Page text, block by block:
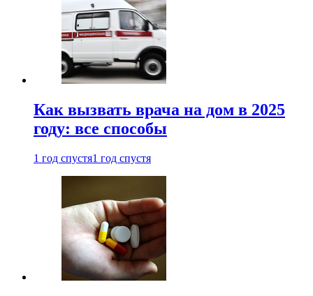
Как вызвать врача на дом в 2025
году: все способы
1 год спустя1 год спустя